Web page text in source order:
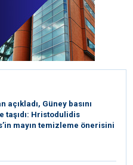
açıkladı, Güney basını
taşıdı: Hristodulidis
mayın temizleme önerisini